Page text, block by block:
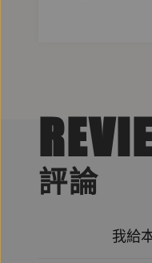
每種愛都能為
們去愛，因為
評論
我給